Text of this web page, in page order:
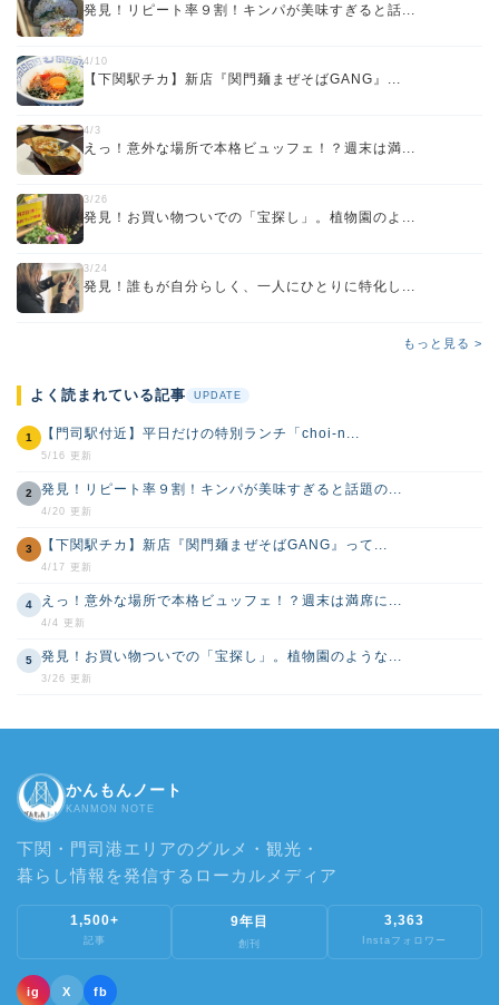
発見！リピート率９割！キンパが美味すぎると話...
4/10
【下関駅チカ】新店『関門麺まぜそばGANG』...
4/3
えっ！意外な場所で本格ビュッフェ！？週末は満...
3/26
発見！お買い物ついでの「宝探し」。植物園のよ...
3/24
発見！誰もが自分らしく、一人にひとりに特化し...
もっと見る >
よく読まれている記事 UPDATE
1 【門司駅付近】平日だけの特別ランチ「choi-n...
5/16 更新
2 発見！リピート率９割！キンパが美味すぎると話題の...
4/20 更新
3 【下関駅チカ】新店『関門麺まぜそばGANG』って...
4/17 更新
4 えっ！意外な場所で本格ビュッフェ！？週末は満席に...
4/4 更新
5 発見！お買い物ついでの「宝探し」。植物園のような...
3/26 更新
かんもんノート
KANMON NOTE
下関・門司港エリアのグルメ・観光・
暮らし情報を発信するローカルメディア
1,500+
記事
9年目
創刊
3,363
Instaフォロワー
ig X fb